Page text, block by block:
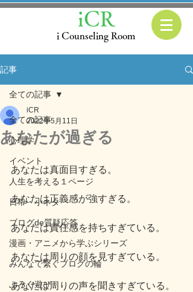
i Counseling Room
iCR
記事
全ての記事
心理学
イベント
人生を考える１ページ
日常・小ネタ
ブログde質疑応答
漫画・アニメから学ぶシリーズ
みんなで繋ぐブログの輪
ぶろぐ遊び
全ての記事
あなたが過ぎる
iCR
2022年5月11日
あなたは真面目すぎる。
あなたは正義感が強すぎる。
あなたは責任感を持ちすぎている。
あなたは周りの顔を見すぎている。
あなたは周りの声を聞きすぎている。